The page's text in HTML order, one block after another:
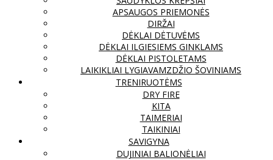
APSAUGOS PRIEMONĖS
DIRŽAI
DĖKLAI DĖTUVĖMS
DĖKLAI ILGIESIEMS GINKLAMS
DĖKLAI PISTOLETAMS
LAIKIKLIAI LYGIAVAMZDŽIO ŠOVINIAMS
TRENIRUOTĖMS
DRY FIRE
KITA
TAIMERIAI
TAIKINIAI
SAVIGYNA
DUJINIAI BALIONĖLIAI